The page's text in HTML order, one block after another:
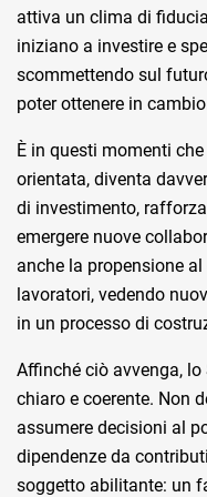
attiva un clima di
iniziano a investire e
scommettendo sul
poter ottenere in
È in questi momenti
orientata, diventa
di investimento,
emergere nuove
anche la propensione
lavoratori, vedendo
in un processo di
Affinché ciò avvenga,
chiaro e coerente. Non
assumere decisioni al
dipendenze da
soggetto abilitante: un